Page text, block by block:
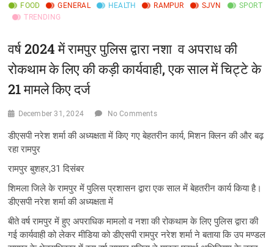
FOOD GENERAL HEALTH RAMPUR SJVN
SPORT
TRENDING
वर्ष 2024 में रामपुर पुलिस द्वारा नशा व अपराध की
रोकथाम के लिए की कड़ी कार्यवाही, एक साल में चिट्टे के
21 मामले किए दर्ज
December 31, 2024 No Comments
डीएसपी नरेश शर्मा की अध्यक्षता में किए गए बेहतरीन कार्य, मिशन क्लिन की और बढ़
रहा रामपुर
रामपुर बुशहर,31 दिसंबर
शिमला जिले के रामपुर में पुलिस प्रशासन द्वारा एक साल में बेहतरीन कार्य किया है।
डीएसपी नरेश शर्मा की अध्यक्षता में
बीते वर्ष रामपुर में हुए अपराधिक मामलो व नशा की रोकथाम के लिए पुलिस द्वारा की
गई कार्यवाही को लेकर मीडिया को डीएसपी रामपुर नरेश शर्मा ने बताया कि उप मण्डल